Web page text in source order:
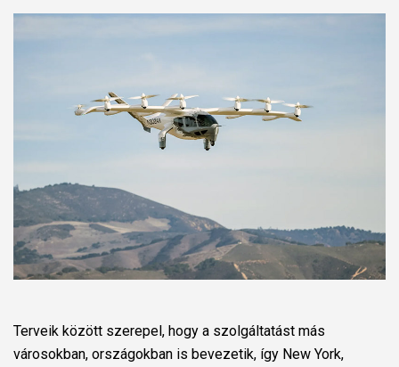
Terveik között szerepel, hogy a szolgáltatást más
városokban, országokban is bevezetik, így New York,